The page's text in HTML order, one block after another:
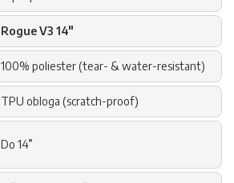
Rogue V3 14"
100% poliester (tear- & water-resistant)
TPU obloga (scratch-proof)
Do 14”